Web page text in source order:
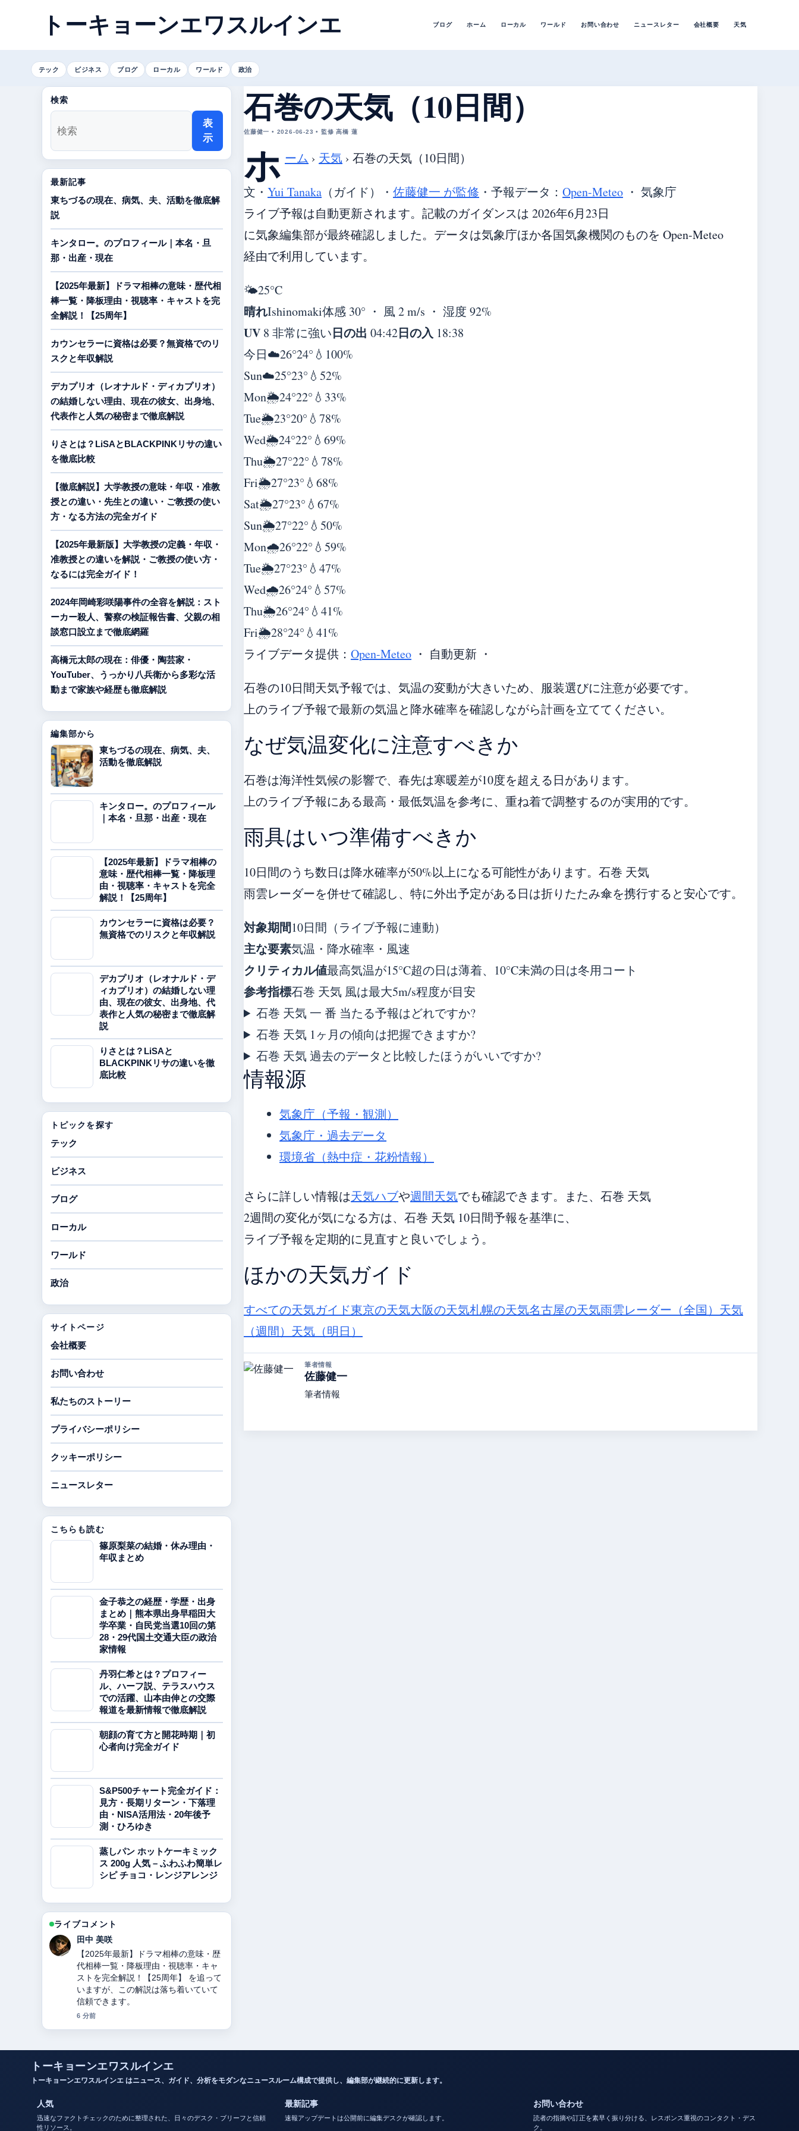
トーキョーンエワスルインエ ブログ ホーム ローカル ワールド お問い合わせ ニュースレター 会社概要 天気
テック ビジネス ブログ ローカル ワールド 政治
石巻の天気（10日間）
佐藤健一 • 2026-06-23 • 監修 高橋 蓮
ホ ーム › 天気 › 石巻の天気（10日間）
文・ Yui Tanaka （ガイド） ・ 佐藤健一 が監修 ・ 予報データ： Open-Meteo ・ 気象庁
ライブ予報は自動更新されます。記載のガイダンスは 2026年6月23日
に気象編集部が最終確認しました。データは気象庁ほか各国気象機関のものを Open-Meteo
経由で利用しています。
🌤️25°C
晴れIshinomaki体感 30° ・ 風 2 m/s ・ 湿度 92%
UV 8 非常に強い日の出 04:42日の入 18:38
今日☁️26°24° 💧100%
Sun☁️25°23° 💧52%
Mon🌦️24°22° 💧33%
Tue🌦️23°20° 💧78%
Wed🌦️24°22° 💧69%
Thu🌦️27°22° 💧78%
Fri🌦️27°23° 💧68%
Sat🌦️27°23° 💧67%
Sun🌦️27°22° 💧50%
Mon🌧️26°22° 💧59%
Tue🌦️27°23° 💧47%
Wed🌧️26°24° 💧57%
Thu🌦️26°24° 💧41%
Fri🌦️28°24° 💧41%
ライブデータ提供： Open-Meteo ・ 自動更新 ・
石巻の10日間天気予報では、気温の変動が大きいため、服装選びに注意が必要です。
上のライブ予報で最新の気温と降水確率を確認しながら計画を立ててください。
なぜ気温変化に注意すべきか
石巻は海洋性気候の影響で、春先は寒暖差が10度を超える日があります。
上のライブ予報にある最高・最低気温を参考に、重ね着で調整するのが実用的です。
雨具はいつ準備すべきか
10日間のうち数日は降水確率が50%以上になる可能性があります。石巻 天気
雨雲レーダーを併せて確認し、特に外出予定がある日は折りたたみ傘を携行すると安心です。
対象期間10日間（ライブ予報に連動）
主な要素気温・降水確率・風速
クリティカル値最高気温が15°C超の日は薄着、10°C未満の日は冬用コート
参考指標石巻 天気 風は最大5m/s程度が目安
石巻 天気 一 番 当たる予報はどれですか?
石巻 天気 1ヶ月の傾向は把握できますか?
石巻 天気 過去のデータと比較したほうがいいですか?
情報源
気象庁（予報・観測）
気象庁・過去データ
環境省（熱中症・花粉情報）
さらに詳しい情報は天気ハブや週間天気でも確認できます。また、石巻 天気
2週間の変化が気になる方は、石巻 天気 10日間予報を基準に、
ライブ予報を定期的に見直すと良いでしょう。
ほかの天気ガイド
すべての天気ガイド東京の天気大阪の天気札幌の天気名古屋の天気雨雲レーダー（全国） 天気
（週間） 天気（明日）
筆者情報
佐藤健一
筆者情報
検索
表
示
最新記事
東ちづるの現在、病気、夫、活動を徹底解
説
キンタロー。のプロフィール｜本名・旦
那・出産・現在
【2025年最新】ドラマ相棒の意味・歴代相
棒一覧・降板理由・視聴率・キャストを完
全解説！【25周年】
カウンセラーに資格は必要？無資格でのリ
スクと年収解説
デカプリオ（レオナルド・ディカプリオ）
の結婚しない理由、現在の彼女、出身地、
代表作と人気の秘密まで徹底解説
りさとは？LiSAとBLACKPINKリサの違い
を徹底比較
【徹底解説】大学教授の意味・年収・准教
授との違い・先生との違い・ご教授の使い
方・なる方法の完全ガイド
【2025年最新版】大学教授の定義・年収・
准教授との違いを解説・ご教授の使い方・
なるには完全ガイド！
2024年岡崎彩咲陽事件の全容を解説：スト
ーカー殺人、警察の検証報告書、父親の相
談窓口設立まで徹底網羅
高橋元太郎の現在：俳優・陶芸家・
YouTuber、うっかり八兵衛から多彩な活
動まで家族や経歴も徹底解説
編集部から
東ちづるの現在、病気、夫、
活動を徹底解説
キンタロー。のプロフィール
｜本名・旦那・出産・現在
【2025年最新】ドラマ相棒の
意味・歴代相棒一覧・降板理
由・視聴率・キャストを完全
解説！【25周年】
カウンセラーに資格は必要？
無資格でのリスクと年収解説
デカプリオ（レオナルド・デ
ィカプリオ）の結婚しない理
由、現在の彼女、出身地、代
表作と人気の秘密まで徹底解
説
りさとは？LiSAと
BLACKPINKリサの違いを徹
底比較
トピックを探す
テック
ビジネス
ブログ
ローカル
ワールド
政治
サイトページ
会社概要
お問い合わせ
私たちのストーリー
プライバシーポリシー
クッキーポリシー
ニュースレター
こちらも読む
篠原梨菜の結婚・休み理由・
年収まとめ
金子恭之の経歴・学歴・出身
まとめ｜熊本県出身早稲田大
学卒業・自民党当選10回の第
28・29代国土交通大臣の政治
家情報
丹羽仁希とは？プロフィー
ル、ハーフ説、テラスハウス
での活躍、山本由伸との交際
報道を最新情報で徹底解説
朝顔の育て方と開花時期｜初
心者向け完全ガイド
S&P500チャート完全ガイド：
見方・長期リターン・下落理
由・NISA活用法・20年後予
測・ひろゆき
蒸しパン ホットケーキミック
ス 200g 人気 – ふわふわ簡単レ
シピ チョコ・レンジアレンジ
ライブコメント
中村 悠斗
東ちづるの現在、病気、夫、活動を徹
底解説 の背景説明が助かります。ライ
ブ更新を続けてください。
8 分前
トーキョーンエワスルインエ はニュース、ガイド、分析をモダンなニュースルーム構成で提供し、編集部が継続的に更新します。
人気
迅速なファクトチェックのために整理された、日々のデスク・ブリーフと信頼
性リソース。
会社概要
最新記事
速報アップデートは公開前に編集デスクが確認します。
東ちづるの現在、病気、夫、活動を徹底解説
読者の指摘や訂正を素早く振り分ける、レスポンス重視のコンタクト・デス
ク。
お問い合わせ